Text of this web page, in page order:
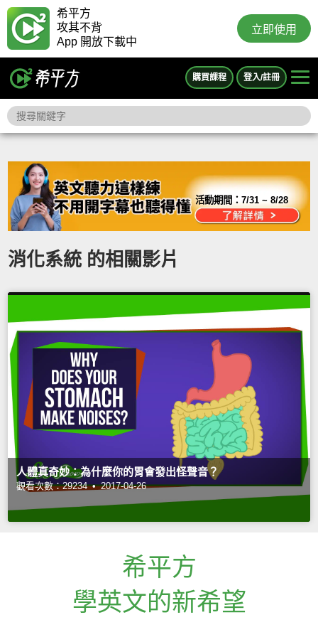
希平方
攻其不背
App 開放下載中
立即使用
購買課程 登入/註冊
活動期間：7/31 ~ 8/28
消化系統 的相關影片
人體真奇妙：為什麼你的胃會發出怪聲音？
觀看次數：29234 • 2017-04-26
希平方
學英文的新希望